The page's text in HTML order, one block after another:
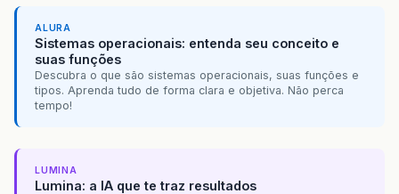
ALURA
Sistemas operacionais: entenda seu conceito e
suas funções
Descubra o que são sistemas operacionais, suas funções e
tipos. Aprenda tudo de forma clara e objetiva. Não perca
tempo!
LUMINA
Lumina: a IA que te traz resultados